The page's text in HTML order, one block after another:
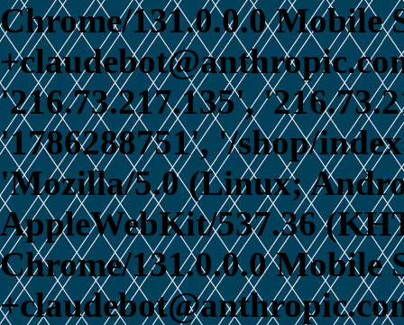
Chrome/131.0.0.0 Mobile
'216.73.217.135',
'1786288751', '/shop/
'Mozilla/5.0 (Linux;
AppleWebKit/537.36
Chrome/131.0.0.0 Mobile